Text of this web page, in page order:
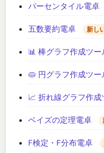
パーセンタイル電卓
五数要約電卓 新し
📊 棒グラフ作成ツー
🥧 円グラフ作成ツー
📈 折れ線グラフ作成
ベイズの定理電卓
F検定・F分布電卓